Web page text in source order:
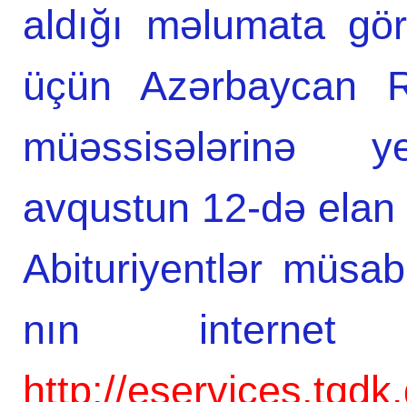
aldığı məlumata
üçün Azərbaycan
müəssisələrinə
avqustun 12-də
Abituriyentlər
nın internet
http://